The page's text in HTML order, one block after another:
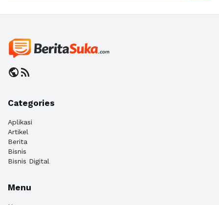
publicrss_feed
Categories
Aplikasi
Artikel
Berita
Bisnis
Bisnis Digital
Menu